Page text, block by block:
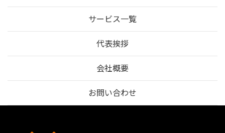
サービス一覧
代表挨拶
会社概要
お問い合わせ